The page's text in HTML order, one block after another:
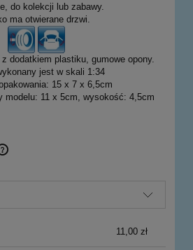
do kolekcji lub zabawy.
ma otwierane drzwi.
dodatkiem plastiku, gumowe opony.
jest w skali 1:34
15 x 7 x 6,5cm
modelu: 11 x 5cm, wysokość: 4,5cm
kosztów płatności
11,00 zł